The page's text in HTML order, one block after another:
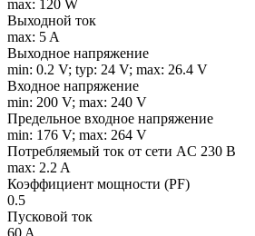
max: 120 W
Выходной ток
max: 5 A
Выходное напряжение
min: 0.2 V; typ: 24 V; max: 26.4 V
Входное напряжение
min: 200 V; max: 240 V
Предельное входное напряжение
min: 176 V; max: 264 V
Потребляемый ток от сети AC 230 В
max: 2.2 A
Коэффициент мощности (PF)
0.5
Пусковой ток
60 A